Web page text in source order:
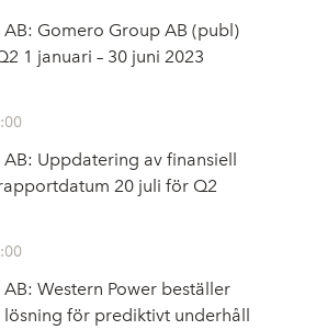
Gomero Group AB (publ)
1 januari – 30 juni 2023
Uppdatering av finansiell
20 juli för Q2
Western Power beställer
lösning för prediktivt underhåll